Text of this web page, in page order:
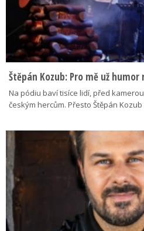
Štěpán Kozub: Pro mě už
Na pódiu baví tisíce lidí, před
českým hercům. Přesto Štěpán